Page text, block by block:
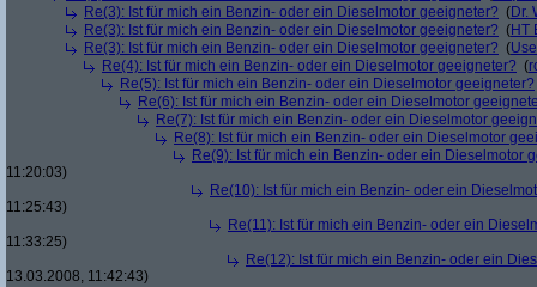
Re(3): Ist für mich ein Benzin- oder ein Dieselmotor geeigneter? (Dr.
Re(3): Ist für mich ein Benzin- oder ein Dieselmotor geeigneter? (HT
Re(3): Ist für mich ein Benzin- oder ein Dieselmotor geeigneter? (
Re(4): Ist für mich ein Benzin- oder ein Dieselmotor geeigneter? (
Re(5): Ist für mich ein Benzin- oder ein Dieselmotor geeigneter?
Re(6): Ist für mich ein Benzin- oder ein Dieselmotor
Re(7): Ist für mich ein Benzin- oder ein Dieselmotor
Re(8): Ist für mich ein Benzin- oder ein Dieselmotor
Re(9): Ist für mich ein Benzin- oder ein Dieselmotor
11:20:03)
Re(10): Ist für mich ein Benzin- oder ein
11:25:43)
Re(11): Ist für mich ein Benzin- oder ein
11:33:25)
Re(12): Ist für mich ein Benzin- oder ein
13.03.2008, 11:42:43)